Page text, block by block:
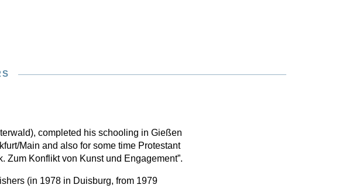
completed his schooling in Gießen
Main and also for some time Protestant
Zum Konflikt von Kunst und Engagement”.
(in 1978 in Duisburg, from 1979